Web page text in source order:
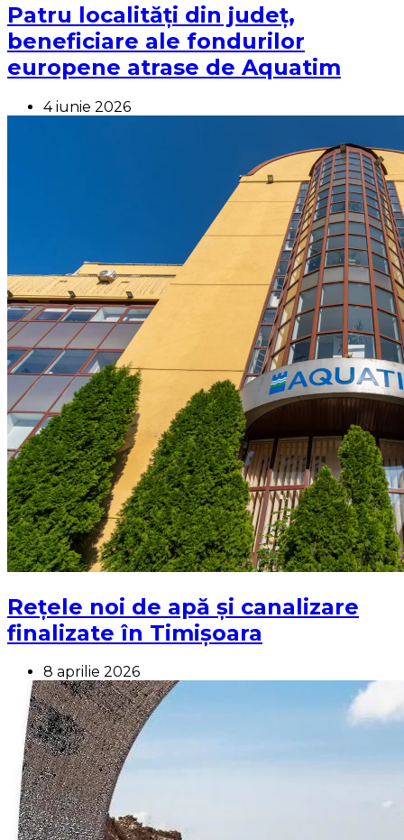
Patru localități din județ,
beneficiare ale fondurilor
europene atrase de Aquatim
4 iunie 2026
Rețele noi de apă și canalizare
finalizate în Timișoara
8 aprilie 2026